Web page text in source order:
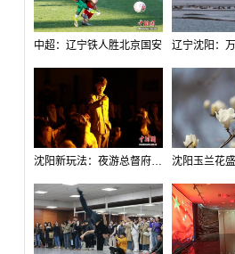
中超：辽宁铁人胜北京国安
沈阳新玩法：夜游总督府，当一回“赴宴者”